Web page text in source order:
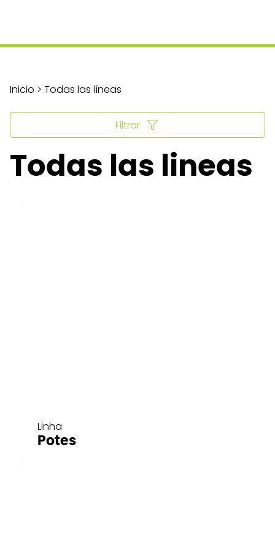
Linha
Potes
Todas las lineas
Inicio > Todas las líneas
Filtrar